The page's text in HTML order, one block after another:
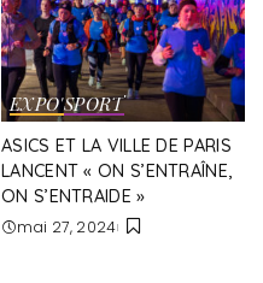
EXPO'SPORT
ASICS ET LA VILLE DE PARIS
LANCENT « ON S’ENTRAÎNE,
ON S’ENTRAIDE »
mai 27, 2024